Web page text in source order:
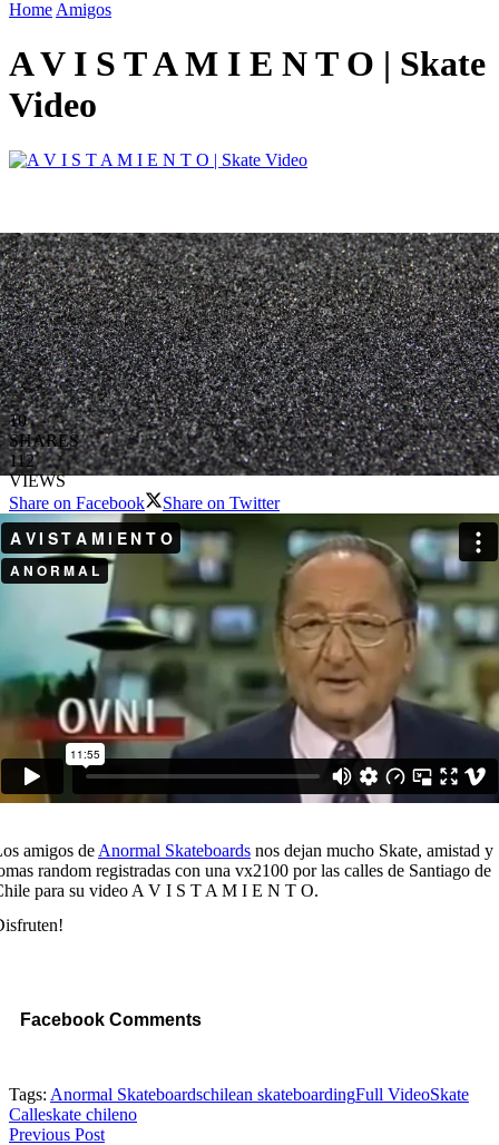
Home Amigos
A V I S T A M I E N T O | Skate
Video
10
SHARES
112
VIEWS
Share on Facebook
Share on Twitter
amigos deAnormal Skateboards nos dejan mucho Skate, amistad y
random registradas con una vx2100 por las calles de Santiago de
para su video A V I S T A M I E N T O.
Facebook Comments
Tags: Anormal Skateboardschilean skateboardingFull VideoSkate
Calleskate chileno
Previous Post